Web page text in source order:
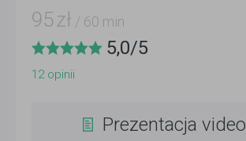
95 zł / 60 min
5,0/5
12opinii
Prezentacja video